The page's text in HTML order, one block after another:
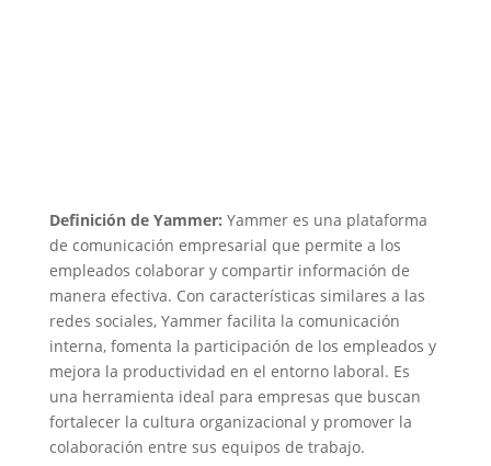
Definición de Yammer: Yammer es una plataforma
de comunicación empresarial que permite a los
empleados colaborar y compartir información de
manera efectiva. Con características similares a las
redes sociales, Yammer facilita la comunicación
interna, fomenta la participación de los empleados y
mejora la productividad en el entorno laboral. Es
una herramienta ideal para empresas que buscan
fortalecer la cultura organizacional y promover la
colaboración entre sus equipos de trabajo.